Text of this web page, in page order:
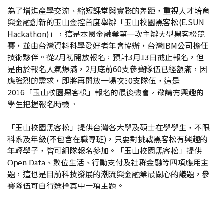
為了增進產學交流、縮短課堂與實務的差距，重視人才培育
與金融創新的玉山金控首度舉辦「玉山校園黑客松(E.SUN
Hackathon)」，這是本國金融業第一次主辦大型黑客松競
賽，並由台灣資料科學愛好者年會協辦，台灣IBM公司擔任
技術夥伴。從2月初開放報名，預計3月13日截止報名，但
是由於報名人氣爆滿，2月底前60支參賽隊伍已經額滿，因
應強烈的需求，即將再開放一場次30支隊伍，這是
2016「玉山校園黑客松」報名的最後機會，敬請有興趣的
學生把握報名時機。
「玉山校園黑客松」提供台灣各大學及碩士在學學生，不限
科系及年級(不包含在職專班)，只要對挑戰黑客松有興趣的
年輕學子，皆可組隊報名參加。「玉山校園黑客松」提供
Open Data、數位生活、行動支付及社群金融等四項應用主
題，這也是目前科技發展的潮流與金融業最關心的議題，參
賽隊伍可自行選擇其中一項主題。